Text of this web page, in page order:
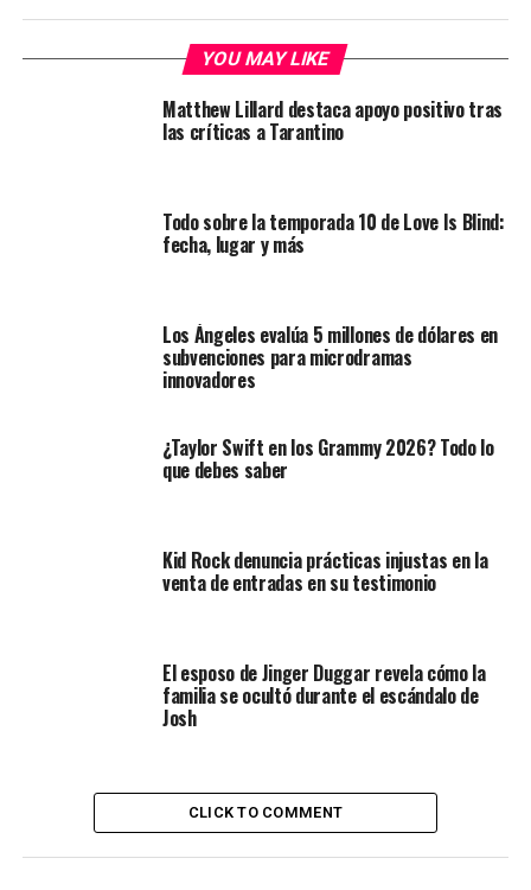
YOU MAY LIKE
Matthew Lillard destaca apoyo positivo tras
las críticas a Tarantino
Todo sobre la temporada 10 de Love Is Blind:
fecha, lugar y más
Los Ángeles evalúa 5 millones de dólares en
subvenciones para microdramas
innovadores
¿Taylor Swift en los Grammy 2026? Todo lo
que debes saber
Kid Rock denuncia prácticas injustas en la
venta de entradas en su testimonio
El esposo de Jinger Duggar revela cómo la
familia se ocultó durante el escándalo de
Josh
CLICK TO COMMENT